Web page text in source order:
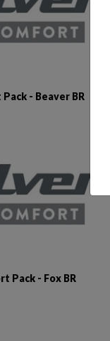
- Beaver BR
Pack - Fox BR